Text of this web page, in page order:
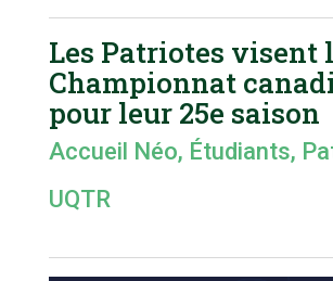
Les Patriotes visent
Championnat
pour leur 25e saison
Accueil Néo, Étudiants,
UQTR